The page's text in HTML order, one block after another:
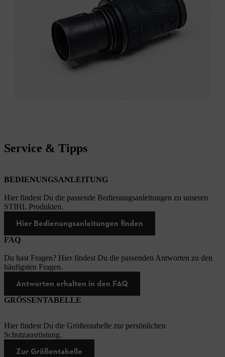
Service & Tipps
BEDIENUNGSANLEITUNG
Hier findest Du die passende Bedienungsanleitungen zu unseren
STIHL Produkten.
Hier Bedienungsanleitungen finden
FAQ
Du hast Fragen? Hier findest Du die passenden Antworten zu den
häufigsten Fragen.
Antworten erhalten in den FAQ
GRÖSSENTABELLE
Hier findest Du die Größentabelle zur persönlichen
Schutzausrüstung.
Zur Größentabelle